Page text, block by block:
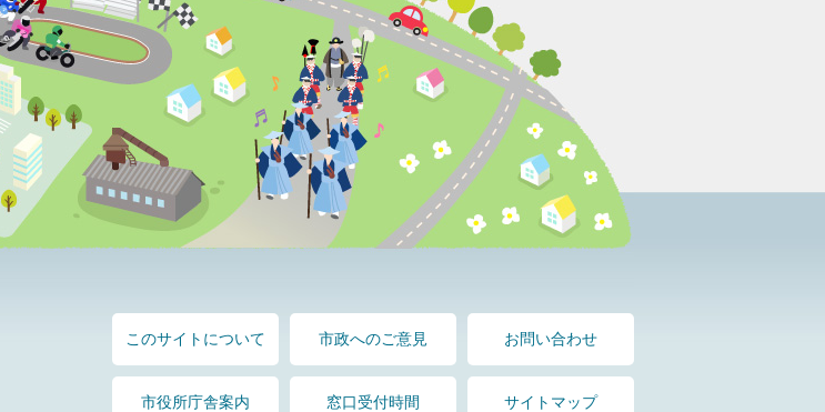
このサイトについて 市政へのご意見 お問い合わせ
市役所庁舎案内 窓口受付時間 サイトマップ